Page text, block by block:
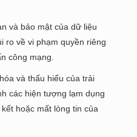
và bảo mật của dữ liệu
ro về vi phạm quyền riêng
công mạng.
và thấu hiểu của trải
các hiện tượng lạm dụng
hoặc mất lòng tin của